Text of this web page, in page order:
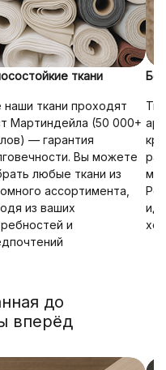
ткани
наши ткани проходят
Мартиндейла (50 000+
— гарантия
Вы можете
любые ткани из
ассортимента,
из ваших
и
до
вперёд